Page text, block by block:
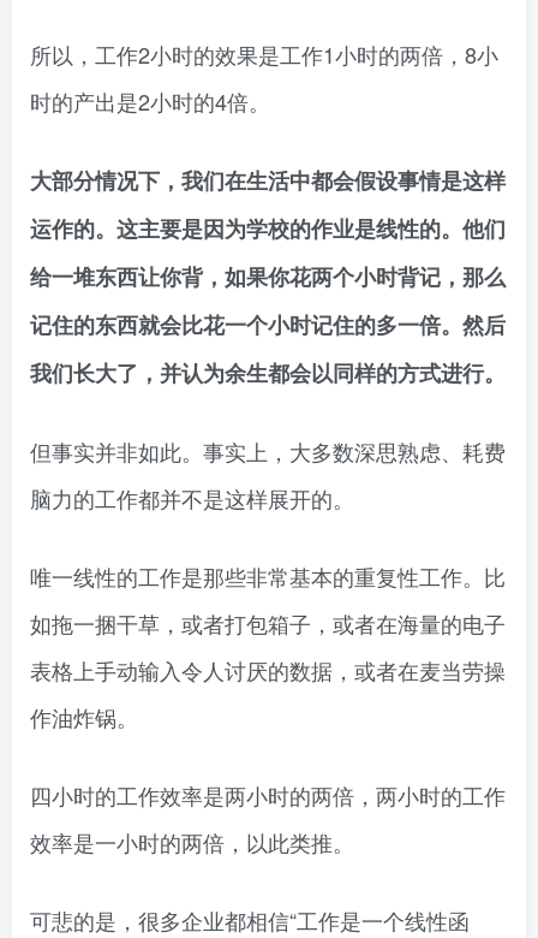
所以，工作2小时的效果是工作1小时的两倍，8小
时的产出是2小时的4倍。
大部分情况下，我们在生活中都会假设事情是这样
运作的。这主要是因为学校的作业是线性的。他们
给一堆东西让你背，如果你花两个小时背记，那么
记住的东西就会比花一个小时记住的多一倍。然后
我们长大了，并认为余生都会以同样的方式进行。
但事实并非如此。事实上，大多数深思熟虑、耗费
脑力的工作都并不是这样展开的。
唯一线性的工作是那些非常基本的重复性工作。比
如拖一捆干草，或者打包箱子，或者在海量的电子
表格上手动输入令人讨厌的数据，或者在麦当劳操
作油炸锅。
四小时的工作效率是两小时的两倍，两小时的工作
效率是一小时的两倍，以此类推。
可悲的是，很多企业都相信“工作是一个线性函